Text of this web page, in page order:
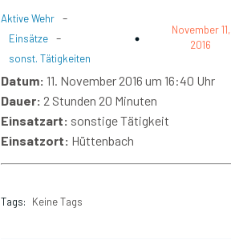
Aktive Wehr -
Einsätze -
sonst. Tätigkeiten
November 11,
2016
Datum: 11. November 2016 um 16:40 Uhr
Dauer: 2 Stunden 20 Minuten
Einsatzart: sonstige Tätigkeit
Einsatzort: Hüttenbach
Tags: Keine Tags